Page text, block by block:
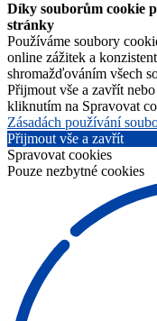
Díky souborům cookie
stránky
Používáme soubory
online zážitek a
shromažďováním všech
Přijmout vše a zavřít
kliknutím na Spravovat
Zásadách používání
Přijmout vše a zavřít
Spravovat cookies
Pouze nezbytné cookies